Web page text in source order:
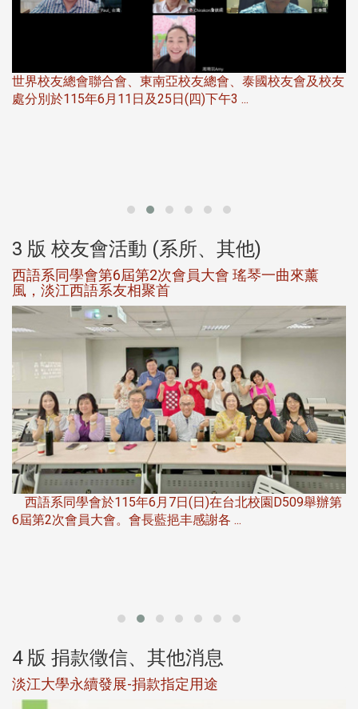
世界校友總會聯合會、東南亞校友總會、泰國校友會及校友
處分別於115年6月11日及25日(四)下午3 ...
3 版 校友會活動 (系所、其他)
西語系同學會第6屆第2次會員大會 瑤琴一曲來薰
風，淡江西語系友相聚首
西語系同學會於115年6月7日(日)在台北校園D509舉辦第
6屆第2次會員大會。會長藍挹丰感謝各 ...
4 版 捐款徵信、其他消息
淡江大學永續發展-捐款指定用途